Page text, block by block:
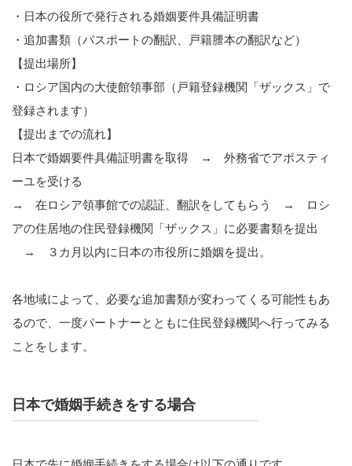
・日本の役所で発行される婚姻要件具備証明書
・追加書類（パスポートの翻訳、戸籍謄本の翻訳など）
【提出場所】
・ロシア国内の大使館領事部（戸籍登録機関「ザックス」で
登録されます）
【提出までの流れ】
日本で婚姻要件具備証明書を取得 → 外務省でアポスティ
ーユを受ける
→ 在ロシア領事館での認証、翻訳をしてもらう → ロシ
アの住居地の住民登録機関「ザックス」に必要書類を提出
→ ３カ月以内に日本の市役所に婚姻を提出。
各地域によって、必要な追加書類が変わってくる可能性もあ
るので、一度パートナーとともに住民登録機関へ行ってみる
ことをします。
日本で婚姻手続きをする場合